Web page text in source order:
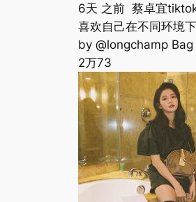
6天 之前 蔡卓宜
喜欢自己在不同环境
by @longchamp
2万73